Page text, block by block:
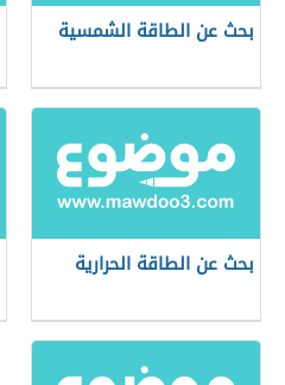
بحث عن الطاقة الشمسية
بحث عن الطاقة الحرارية